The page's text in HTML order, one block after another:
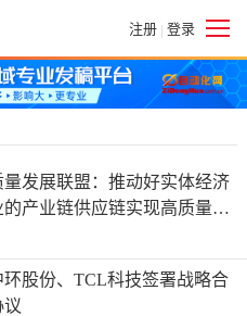
注册 | 登录
量发展联盟：推动好实体经济
产业链供应链实现高质量发
环股份、TCL科技签署战略合
议